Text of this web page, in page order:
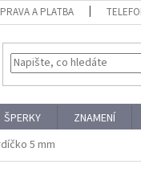
A PLATBA
ŠPERKY ZNAMENÍ
5 mm